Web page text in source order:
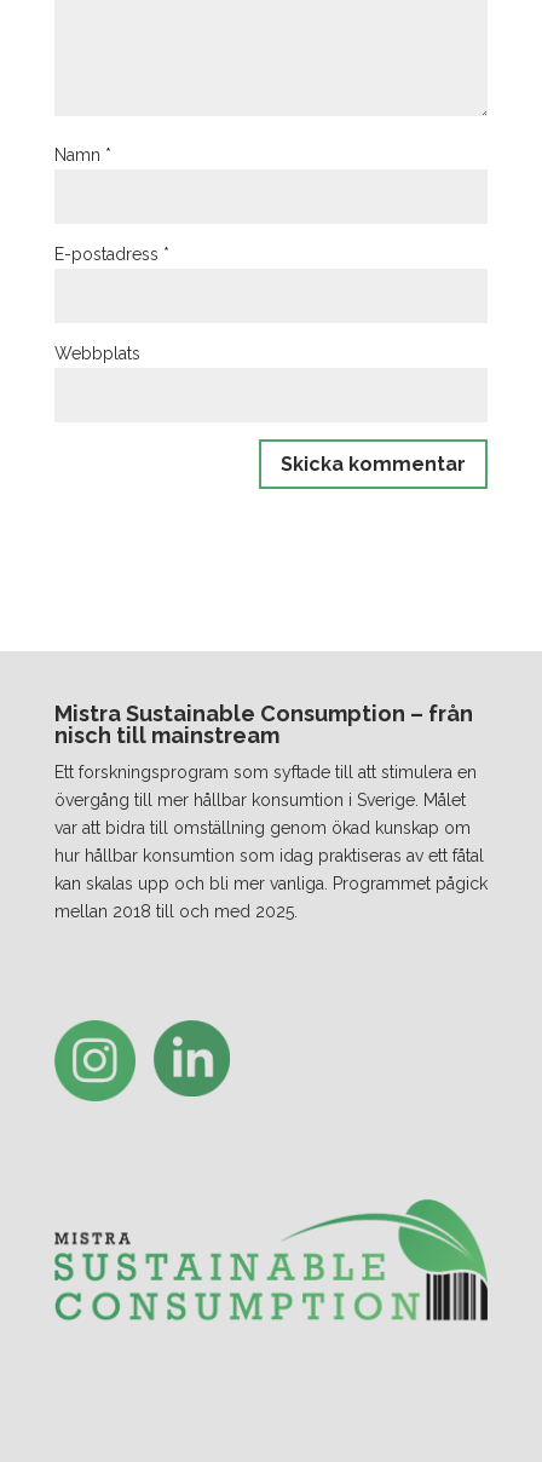
Namn *
E-postadress *
Webbplats
Mistra Sustainable Consumption – från
nisch till mainstream
Ett forskningsprogram som syftade till att stimulera en
övergång till mer hållbar konsumtion i Sverige. Målet
var att bidra till omställning genom ökad kunskap om
hur hållbar konsumtion som idag praktiseras av ett fåtal
kan skalas upp och bli mer vanliga. Programmet pågick
mellan 2018 till och med 2025.